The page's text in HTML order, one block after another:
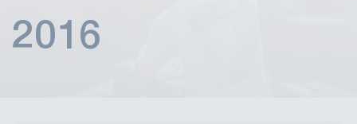
2016